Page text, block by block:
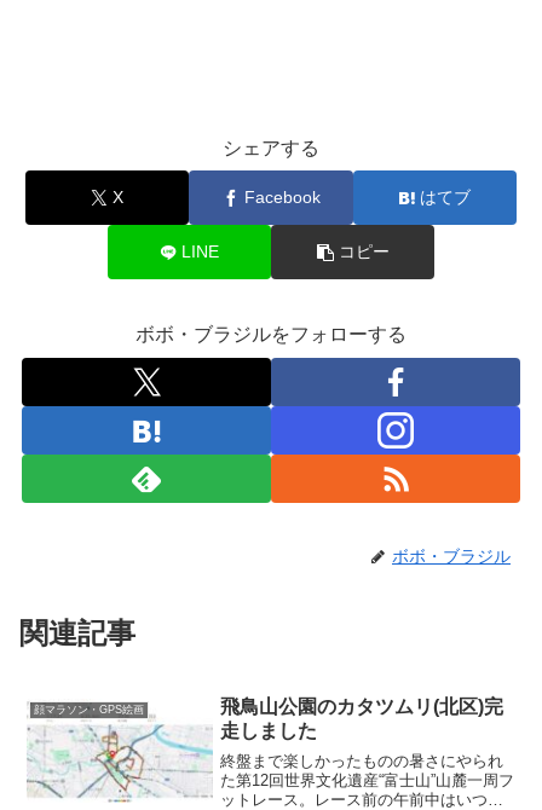
シェアする
X Facebook はてブ
LINE コピー
ボボ・ブラジルをフォローする
ボボ・ブラジル
関連記事
顔マラソン・GPS絵画
飛鳥山公園のカタツムリ(北区)完
走しました
終盤まで楽しかったものの暑さにやられ
た第12回世界文化遺産“富士山”山麓一周フ
ットレース。レース前の午前中はいつも